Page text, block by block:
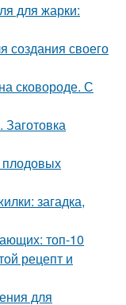
для жарки:
создания своего
сковороде. С
плодовых
загадка,
топ-10
рецепт и
для